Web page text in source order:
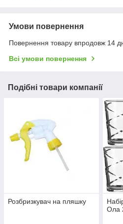
Умови повернення
Повернення товару впродовж 14
Всі умови повернення
Подібні товари компанії
Розбризкувач на пляшку
Ола